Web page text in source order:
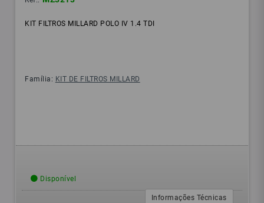
KIT FILTROS MILLARD POLO IV 1.4 TDI
Família: KIT DE FILTROS MILLARD
Disponível
Informações Técnicas